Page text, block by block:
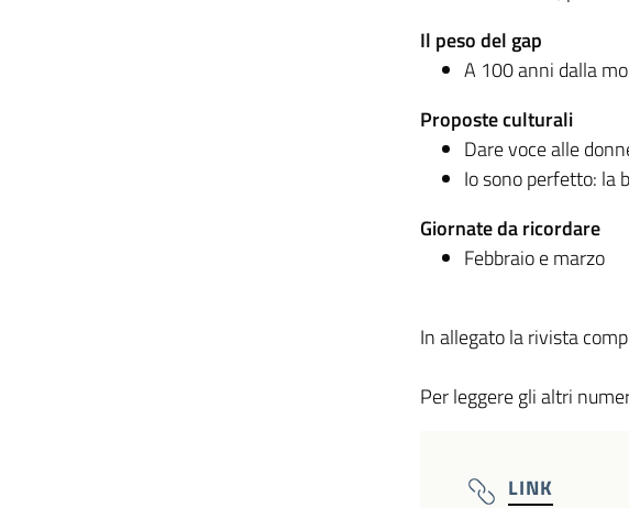
Il peso del gap
A 100 anni dalla
Proposte culturali
Dare voce alle
Io sono perfetto: la
Giornate da ricordare
Febbraio e marzo
In allegato la rivista
Per leggere gli altri
LINK